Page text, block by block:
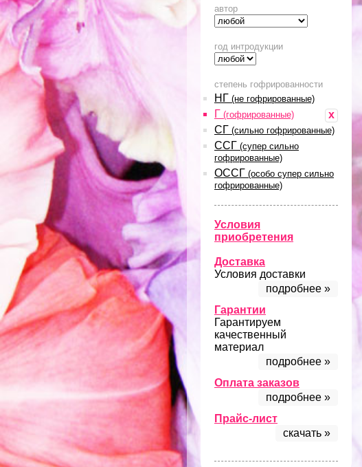
автор
год интродукции
степень гофрированности
НГ (не гофрированные)
x
Г (гофрированные)
СГ (сильно гофрированные)
ССГ (супер сильно
гофрированные)
ОССГ (особо супер сильно
гофрированные)
Условия
приобретения
Доставка
Условия доставки
подробнее »
Гарантии
Гарантируем
качественный
материал
подробнее »
Оплата заказов
подробнее »
Прайс-лист
скачать »